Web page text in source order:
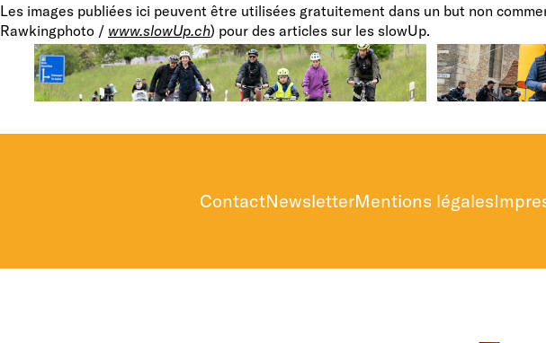
Les images publiées ici peuvent être utilisées gratuitement dans un but non
Rawkingphoto / www.slowUp.ch) pour des articles sur les slowUp.
ContactNewsletterMentions légales